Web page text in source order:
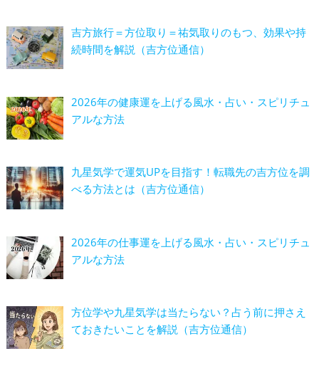
吉方旅行＝方位取り＝祐気取りのもつ、効果や持
続時間を解説（吉方位通信）
2026年の健康運を上げる風水・占い・スピリチュ
アルな方法
九星気学で運気UPを目指す！転職先の吉方位を調
べる方法とは（吉方位通信）
2026年の仕事運を上げる風水・占い・スピリチュ
アルな方法
方位学や九星気学は当たらない？占う前に押さえ
ておきたいことを解説（吉方位通信）